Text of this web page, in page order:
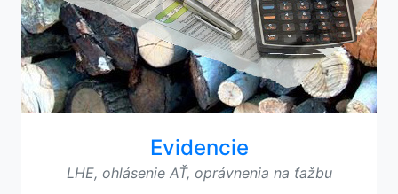
Evidencie
LHE, ohlásenie AŤ, oprávnenia na ťažbu